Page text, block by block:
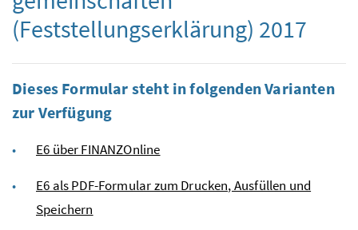
(Feststellungserklärung) 2017
Dieses Formular steht in folgenden Varianten
zur Verfügung
E6 über FINANZOnline
E6 als PDF-Formular zum Drucken, Ausfüllen und
Speichern